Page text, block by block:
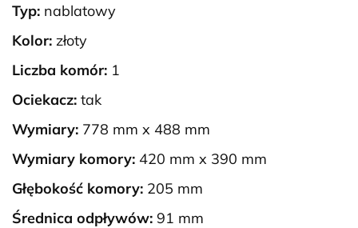
Typ: nablatowy
Kolor: złoty
Liczba komór: 1
Ociekacz: tak
Wymiary: 778 mm x 488 mm
Wymiary komory: 420 mm x 390 mm
Głębokość komory: 205 mm
Średnica odpływów: 91 mm